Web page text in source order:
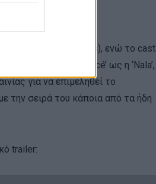
(Iron Man movies), ενώ το cast
‘Simba’, η ‘Beyoncé’ ως η ‘Nala’,
για να επιμεληθεί το
την σειρά του κάποια από τα ήδη
trailer: